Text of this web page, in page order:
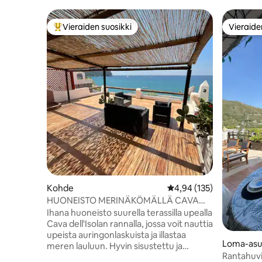
Vieraiden suosikkien parhaimmistoa
Vieraiden suosikki
Kohde Keskimääräinen arvio
4,94 (135)
HUONEISTO MERINÄKÖMÄLLÄ CAVA
dell'ISOLA (Forio)• Elowen
Ihana huoneisto suurella terassilla upealla
Cava dell'Isolan rannalla, jossa voit nauttia
upeista auringonlaskuista ja illastaa
meren lauluun. Hyvin sisustettu ja
Loma-